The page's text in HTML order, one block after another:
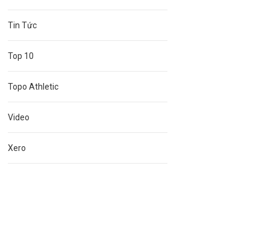
Tin Tức
Top 10
Topo Athletic
Video
Xero